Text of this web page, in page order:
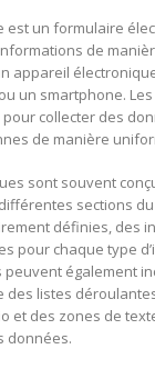
est un formulaire
de
appareil
un smartphone.
collecter des
de manière
sont souvent
sections
définies, des
pour chaque type
peuvent également
listes
et des zones de
données.